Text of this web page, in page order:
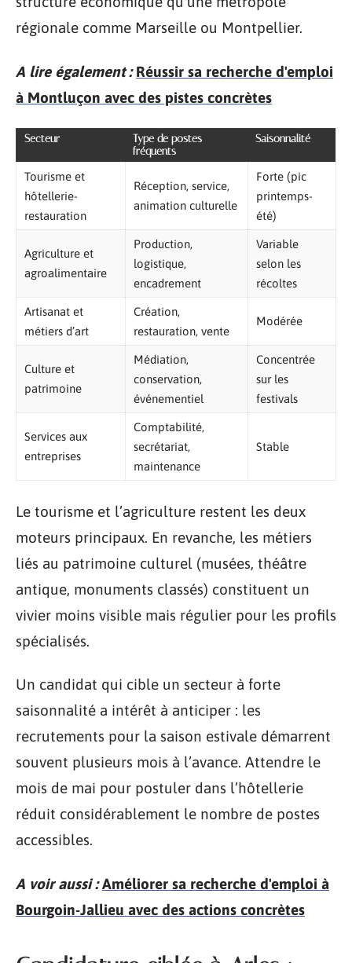
régionale comme Marseille ou Montpellier.
A lire également : Réussir sa recherche d'emploi
à Montluçon avec des pistes concrètes
Secteur
Type de postes
fréquents
Saisonnalité
Tourisme et
hôtellerie-
restauration
Réception, service,
animation culturelle
Forte (pic
printemps-
été)
Agriculture et
agroalimentaire
Production,
logistique,
encadrement
Variable
selon les
récoltes
Artisanat et
métiers d’art
Création,
restauration, vente
Modérée
Culture et
patrimoine
Médiation,
conservation,
événementiel
Concentrée
sur les
festivals
Services aux
entreprises
Comptabilité,
secrétariat,
maintenance
Stable
Le tourisme et l’agriculture restent les deux
moteurs principaux. En revanche, les métiers
liés au patrimoine culturel (musées, théâtre
antique, monuments classés) constituent un
vivier moins visible mais régulier pour les profils
spécialisés.
Un candidat qui cible un secteur à forte
saisonnalité a intérêt à anticiper : les
recrutements pour la saison estivale démarrent
souvent plusieurs mois à l’avance. Attendre le
mois de mai pour postuler dans l’hôtellerie
réduit considérablement le nombre de postes
accessibles.
A voir aussi : Améliorer sa recherche d'emploi à
Bourgoin-Jallieu avec des actions concrètes